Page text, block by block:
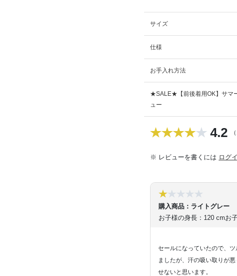
サイズ
仕様
お手入れ方法
★SALE★【前後着用OK】サマ
ュー
4.2
※ レビューを書くには ログ
購入商品：ライトグレー
お子様の身長：120 cmお
セールになっていたので、
ましたが、汗の吸い取りが
せないと思います。